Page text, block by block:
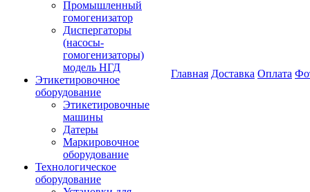
Промышленный
гомогенизатор
Диспергаторы
(насосы-
гомогенизаторы)
модель НГД
Этикетировочное
оборудование
Этикетировочные
машины
Датеры
Маркировочное
оборудование
Технологическое
оборудование
Главная Доставка Оплата